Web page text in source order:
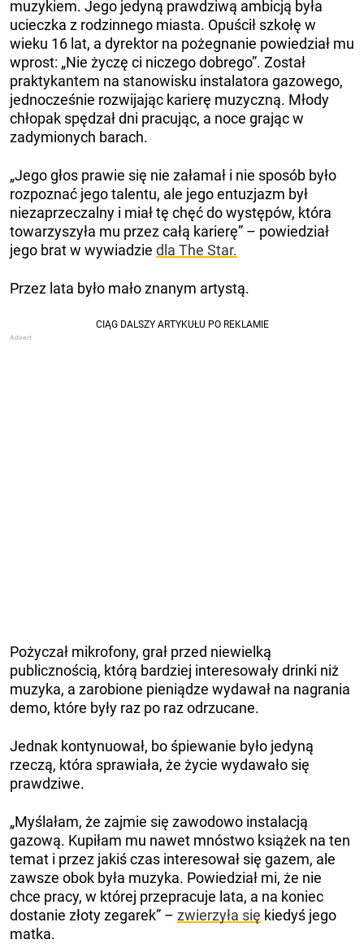
muzykiem. Jego jedyną prawdziwą ambicją była
ucieczka z rodzinnego miasta. Opuścił szkołę w
wieku 16 lat, a dyrektor na pożegnanie powiedział mu
wprost: „Nie życzę ci niczego dobrego”. Został
praktykantem na stanowisku instalatora gazowego,
jednocześnie rozwijając karierę muzyczną. Młody
chłopak spędzał dni pracując, a noce grając w
zadymionych barach.
„Jego głos prawie się nie załamał i nie sposób było
rozpoznać jego talentu, ale jego entuzjazm był
niezaprzeczalny i miał tę chęć do występów, która
towarzyszyła mu przez całą karierę” – powiedział
jego brat w wywiadzie dla The Star.
Przez lata było mało znanym artystą.
Pożyczał mikrofony, grał przed niewielką
publicznością, którą bardziej interesowały drinki niż
muzyka, a zarobione pieniądze wydawał na nagrania
demo, które były raz po raz odrzucane.
Jednak kontynuował, bo śpiewanie było jedyną
rzeczą, która sprawiała, że ​​życie wydawało się
prawdziwe.
„Myślałam, że zajmie się zawodowo instalacją
gazową. Kupiłam mu nawet mnóstwo książek na ten
temat i przez jakiś czas interesował się gazem, ale
zawsze obok była muzyka. Powiedział mi, że nie
chce pracy, w której przepracuje lata, a na koniec
dostanie złoty zegarek” – zwierzyła się kiedyś jego
matka.